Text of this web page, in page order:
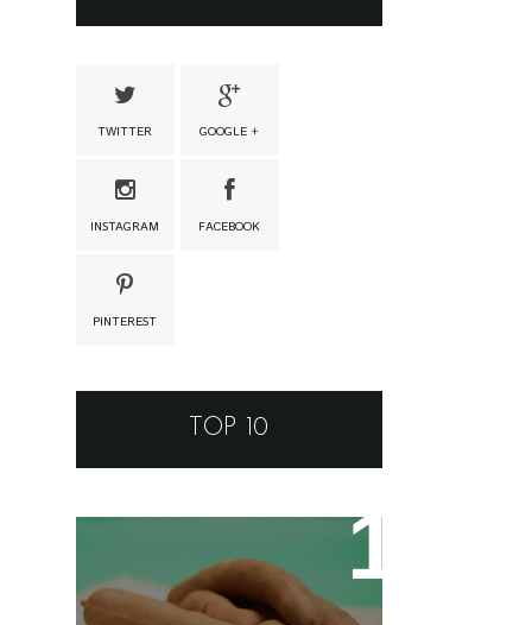
TWITTER GOOGLE +
INSTAGRAM FACEBOOK
PINTEREST
TOP 10
Tamarino Ou Tamarindo?
Qual o Correto?